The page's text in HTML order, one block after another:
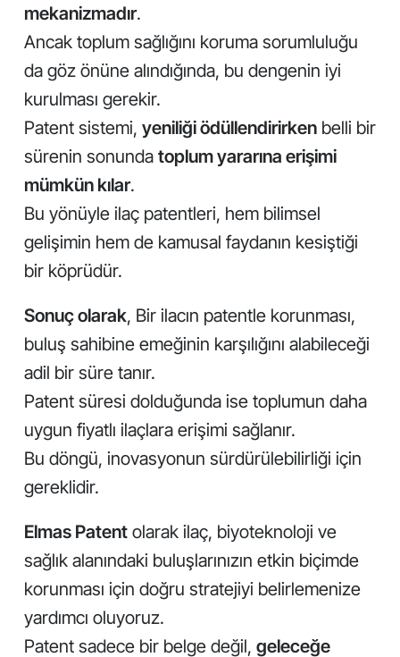
mekanizmadır.
Ancak toplum sağlığını koruma sorumluluğu
da göz önüne alındığında, bu dengenin iyi
kurulması gerekir.
Patent sistemi, yeniliği ödüllendirirken belli bir
sürenin sonunda toplum yararına erişimi
mümkün kılar.
Bu yönüyle ilaç patentleri, hem bilimsel
gelişimin hem de kamusal faydanın kesiştiği
bir köprüdür.
Sonuç olarak, Bir ilacın patentle korunması,
buluş sahibine emeğinin karşılığını alabileceği
adil bir süre tanır.
Patent süresi dolduğunda ise toplumun daha
uygun fiyatlı ilaçlara erişimi sağlanır.
Bu döngü, inovasyonun sürdürülebilirliği için
gereklidir.
Elmas Patent olarak ilaç, biyoteknoloji ve
sağlık alanındaki buluşlarınızın etkin biçimde
korunması için doğru stratejiyi belirlemenize
yardımcı oluyoruz.
Patent sadece bir belge değil, geleceğe